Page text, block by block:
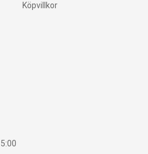
Köpvillkor